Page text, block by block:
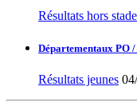
Résultats hors stade
Départementaux PO
Résultats jeunes